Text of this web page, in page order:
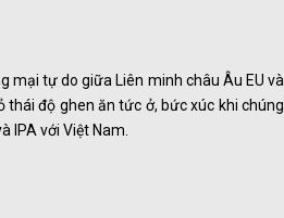
mại tự do giữa Liên minh châu Âu EU và
thái độ ghen ăn tức ở, bức xúc khi chúng
IPA với Việt Nam.